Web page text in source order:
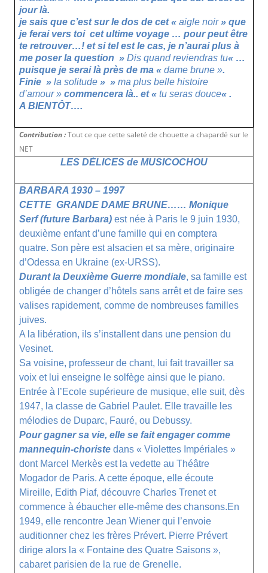
jour là.
je sais que c’est sur le dos de cet «aigle noir» que
je ferai vers toi cet ultime voyage … pour peut être
te retrouver…! et si tel est le cas, je n’aurai plus à
me poser la question »Dis quand reviendras tu« …
puisque je serai là près de ma «dame brune ».
Finie »la solitude » »ma plus belle histoire
d’amour »commencera là.. et «tu seras douce« .
A BIENTÔT….
Contribution :Tout ce que cette saleté de chouette a chapardé sur le
NET
LES DÉLICES de MUSICOCHOU
BARBARA 1930 – 1997
CETTE GRANDE DAME BRUNE……Monique
Serf (future Barbara) est née à Paris le 9 juin 1930,
deuxième enfant d’une famille qui en comptera
quatre. Son père est alsacien et sa mère, originaire
d’Odessa en Ukraine (ex-URSS).
Durant la Deuxième Guerre mondiale, sa famille est
obligée de changer d’hôtels sans arrêt et de faire ses
valises rapidement, comme de nombreuses familles
juives.
A la libération, ils s’installent dans une pension du
Vesinet.
Sa voisine, professeur de chant, lui fait travailler sa
voix et lui enseigne le solfège ainsi que le piano.
Entrée à l’Ecole supérieure de musique, elle suit, dès
1947, la classe de Gabriel Paulet. Elle travaille les
mélodies de Duparc, Fauré, ou Debussy.
Pour gagner sa vie, elle se fait engager comme
mannequin-choriste dans « Violettes Impériales »
dont Marcel Merkès est la vedette au Théâtre
Mogador de Paris. A cette époque, elle écoute
Mireille, Edith Piaf, découvreCharles Trenetet
commence à ébaucher elle-même des chansons.En
1949, elle rencontre Jean Wiener qui l’envoie
auditionner chez les frères Prévert. Pierre Prévert
dirige alors la « Fontaine des Quatre Saisons »,
cabaret parisien de la rue de Grenelle.